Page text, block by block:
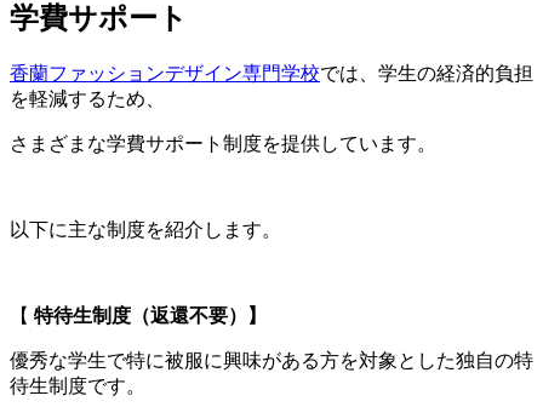
学費サポート
香蘭ファッションデザイン専門学校では、学生の経済的負担
を軽減するため、
さまざまな学費サポート制度を提供しています。
以下に主な制度を紹介します。
【 特待生制度（返還不要）】
優秀な学生で特に被服に興味がある方を対象とした独自の特
待生制度です。